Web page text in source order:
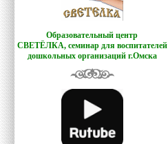
Образовательный центр
СВЕТЁЛКА, семинар для воспитателей
дошкольных организаций г.Омска